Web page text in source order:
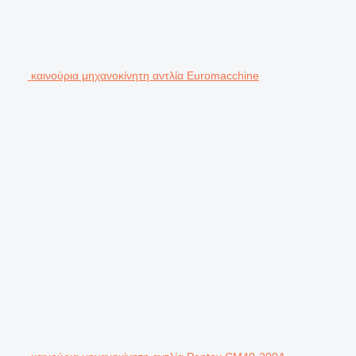
καινούρια μηχανοκίνητη αντλία Euromacchine